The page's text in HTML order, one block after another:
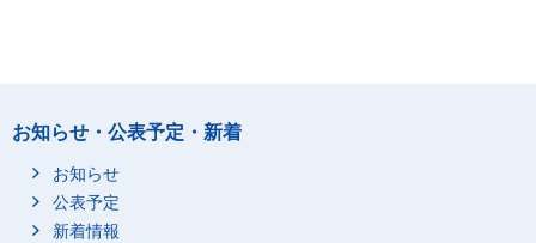
お知らせ・公表予定・新着
お知らせ
公表予定
新着情報